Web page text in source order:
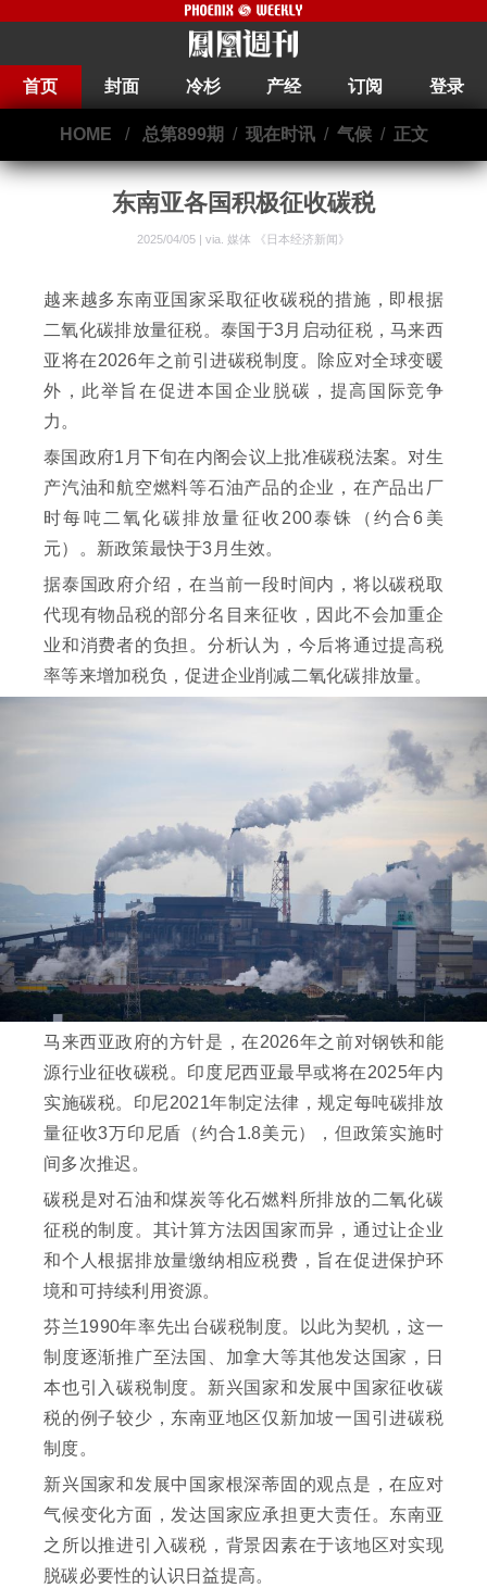
首页 封面 冷杉 产经 订阅 登录
HOME / 总第899期 / 现在时讯/ 气候/ 正文
东南亚各国积极征收碳税
2025/04/05 | via. 媒体 《日本经济新闻》
越来越多东南亚国家采取征收碳税的措施，即根据
二氧化碳排放量征税。泰国于3月启动征税，马来西
亚将在2026年之前引进碳税制度。除应对全球变暖
外，此举旨在促进本国企业脱碳，提高国际竞争
力。
泰国政府1月下旬在内阁会议上批准碳税法案。对生
产汽油和航空燃料等石油产品的企业，在产品出厂
时每吨二氧化碳排放量征收200泰铢（约合6美
元）。新政策最快于3月生效。
据泰国政府介绍，在当前一段时间内，将以碳税取
代现有物品税的部分名目来征收，因此不会加重企
业和消费者的负担。分析认为，今后将通过提高税
率等来增加税负，促进企业削减二氧化碳排放量。
马来西亚政府的方针是，在2026年之前对钢铁和能
源行业征收碳税。印度尼西亚最早或将在2025年内
实施碳税。印尼2021年制定法律，规定每吨碳排放
量征收3万印尼盾（约合1.8美元），但政策实施时
间多次推迟。
碳税是对石油和煤炭等化石燃料所排放的二氧化碳
征税的制度。其计算方法因国家而异，通过让企业
和个人根据排放量缴纳相应税费，旨在促进保护环
境和可持续利用资源。
芬兰1990年率先出台碳税制度。以此为契机，这一
制度逐渐推广至法国、加拿大等其他发达国家，日
本也引入碳税制度。新兴国家和发展中国家征收碳
税的例子较少，东南亚地区仅新加坡一国引进碳税
制度。
新兴国家和发展中国家根深蒂固的观点是，在应对
气候变化方面，发达国家应承担更大责任。东南亚
之所以推进引入碳税，背景因素在于该地区对实现
脱碳必要性的认识日益提高。